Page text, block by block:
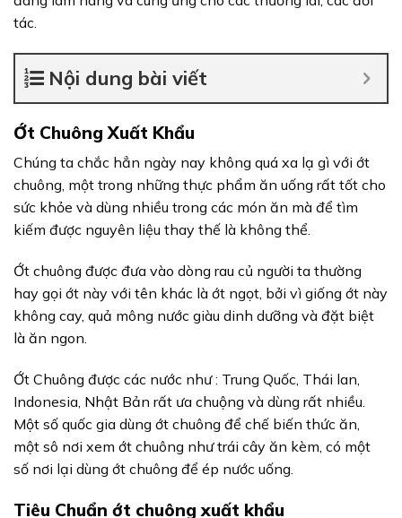
tác.
Nội dung bài viết
Ớt Chuông Xuất Khẩu
Chúng ta chắc hẳn ngày nay không quá xa lạ gì với ớt
chuông, một trong những thực phẩm ăn uống rất tốt cho
sức khỏe và dùng nhiều trong các món ăn mà để tìm
kiếm được nguyên liệu thay thế là không thể.
Ớt chuông được đưa vào dòng rau củ người ta thường
hay gọi ớt này với tên khác là ớt ngọt, bởi vì giống ớt này
không cay, quả mông nước giàu dinh dưỡng và đặt biệt
là ăn ngon.
Ớt Chuông được các nước như : Trung Quốc, Thái lan,
Indonesia, Nhật Bản rất ưa chuộng và dùng rất nhiều.
Một số quốc gia dùng ớt chuông để chế biến thức ăn,
một sô nơi xem ớt chuông như trái cây ăn kèm, có một
số nơi lại dùng ớt chuông để ép nước uống.
Tiêu Chuẩn ớt chuông xuất khẩu